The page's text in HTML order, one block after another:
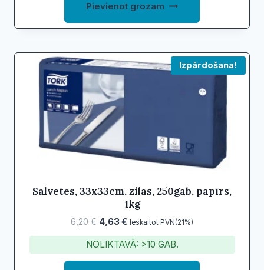
Pievienot grozam
Izpārdošana!
Salvetes, 33x33cm, zilas, 250gab, papīrs,
1kg
6,20€ Original
price
was:
6,20 €.
4,63€Current
price
is:
4,63 €.
Ieskaitot PVN(21%)
NOLIKTAVĀ: >10 GAB.